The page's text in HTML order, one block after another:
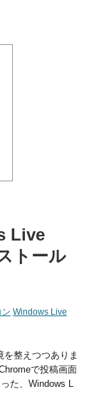
Live
トール
ン Windows Live
整えつつありま
で投稿画面
た、Windows L